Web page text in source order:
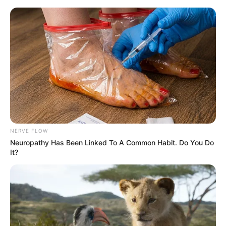
Berlin - Deutsches Spionagemuseum
Abstimmung Veranstaltungen Hotels
zurück Berlin weiter
NERVE FLOW
Neuropathy Has Been Linked To A Common Habit. Do You Do
It?